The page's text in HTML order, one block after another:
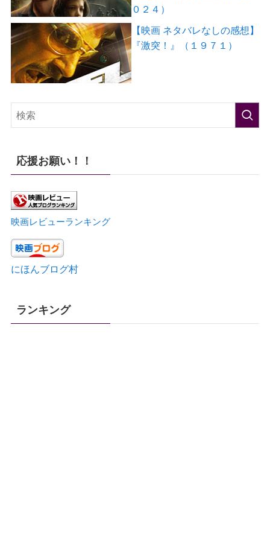
０２４）
【映画 ネタバレなしの感想】
『激突！』（１９７１）
応援お願い！！
映画レビューランキング
にほんブログ村
ランキング